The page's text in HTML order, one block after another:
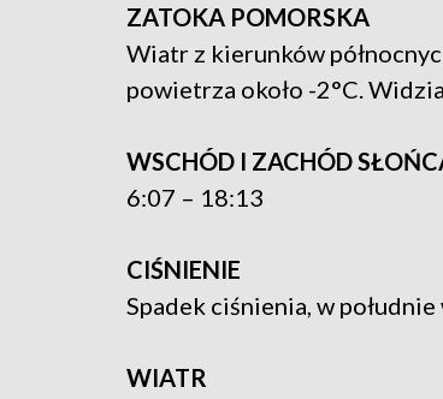
ZATOKA POMORSKA
Wiatr z kierunków
powietrza około -2°C.
WSCHÓD I ZACHÓD
6:07 – 18:13
CIŚNIENIE
Spadek ciśnienia, w
WIATR